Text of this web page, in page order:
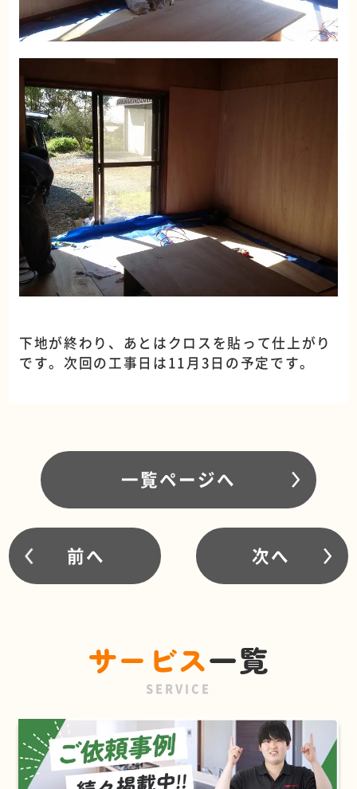
下地が終わり、あとはクロスを貼って仕上がり
です。次回の工事日は11月3日の予定です。
前へ
一覧ページへ
次へ
サービス一覧
SERVICE